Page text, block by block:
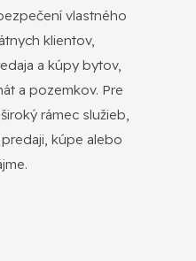
vlastného
klientov,
a kúpy bytov,
a pozemkov. Pre
rámec služieb,
kúpe alebo